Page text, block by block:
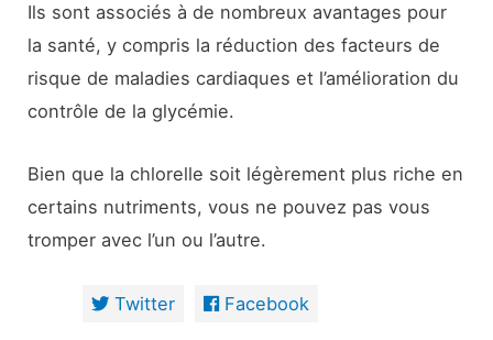
Ils sont associés à de nombreux avantages pour
la santé, y compris la réduction des facteurs de
risque de maladies cardiaques et l’amélioration du
contrôle de la glycémie.
Bien que la chlorelle soit légèrement plus riche en
certains nutriments, vous ne pouvez pas vous
tromper avec l’un ou l’autre.
Twitter Facebook